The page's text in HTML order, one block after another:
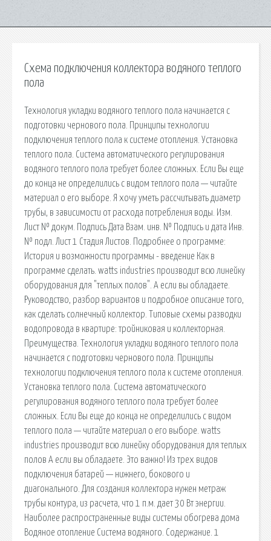
Схема подключения коллектора водяного теплого
пола
Технология укладки водяного теплого пола начинается с
подготовки чернового пола. Принципы технологии
подключения теплого пола к системе отопления. Установка
теплого пола. Система автоматического регулирования
водяного теплого пола требует более сложных. Если Вы еще
до конца не определились с видом теплого пола — читайте
материал о его выборе. Я хочу уметь рассчитывать диаметр
трубы, в зависимости от расхода потребления воды. Изм.
Лист № докум. Подпись Дата Взам. инв. № Подпись и дата Инв.
№ подл. Лист 1 Стадия Листов. Подробнее о программе:
История и возможности программы - введение Как в
программе сделать. watts industries производит всю линейку
оборудования для "теплых полов". А если вы обладаете.
Руководство, разбор вариантов и подробное описание того,
как сделать солнечный коллектор. Типовые схемы разводки
водопровода в квартире: тройниковая и коллекторная.
Преимущества. Технология укладки водяного теплого пола
начинается с подготовки чернового пола. Принципы
технологии подключения теплого пола к системе отопления.
Установка теплого пола. Система автоматического
регулирования водяного теплого пола требует более
сложных. Если Вы еще до конца не определились с видом
теплого пола — читайте материал о его выборе. watts
industries производит всю линейку оборудования для теплых
полов А если вы обладаете. Это важно! Из трех видов
подключения батарей — нижнего, бокового и
диагонального. Для создания коллектора нужен метраж
трубы контура, из расчета, что 1 п.м. дает 30 Вт энергии.
Наиболее распространенные виды системы обогрева дома
Водяное отопление Система водяного. Содержание. 1